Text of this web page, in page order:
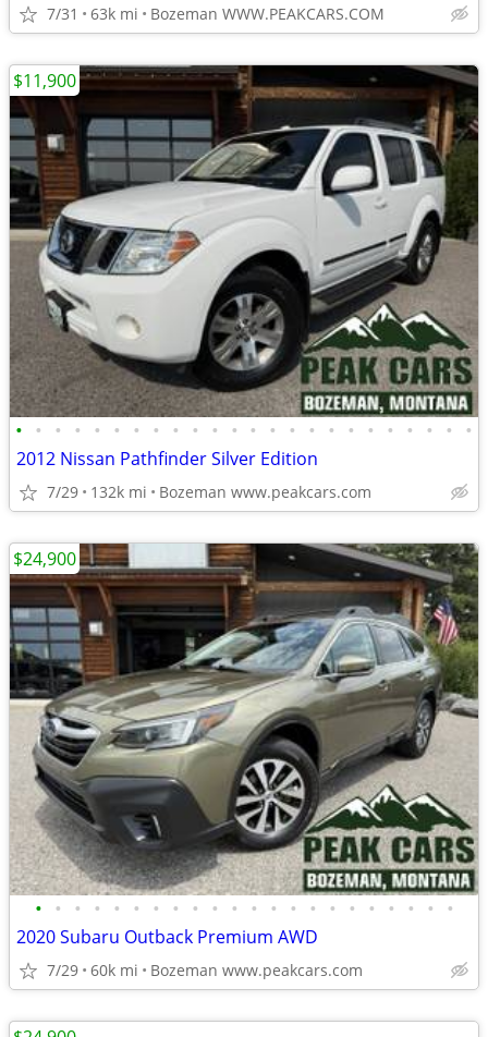
7/31 63k mi Bozeman WWW.PEAKCARS.COM
• • • • • • • • • • • • • • • • • • • • • • • •
2012 Nissan Pathfinder Silver Edition
7/29 132k mi Bozeman www.peakcars.com
$11,900
• • • • • • • • • • • • • • • • • • • • • •
2020 Subaru Outback Premium AWD
7/29 60k mi Bozeman www.peakcars.com
$24,900